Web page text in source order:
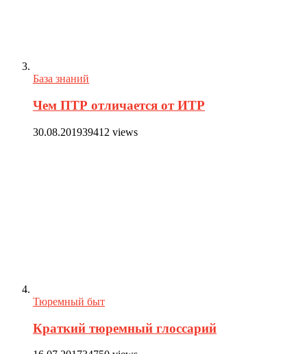
База знаний
Чем ПТР отличается от ИТР
30.08.201939412 views
Тюремный быт
Краткий тюремный глоссарий